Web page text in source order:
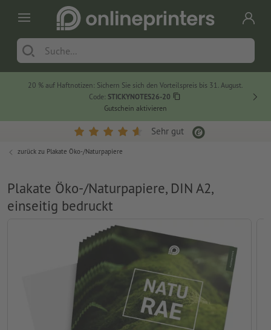
20 % auf Haftnotizen: Sichern Sie sich den Vorteilspreis bis 31. August.
Code: STICKYNOTES26-20
Gutschein aktivieren
Sehr gut
zurück zu Plakate Öko-/Naturpapiere
Plakate Öko-/Naturpapiere, DIN A2,
einseitig bedruckt